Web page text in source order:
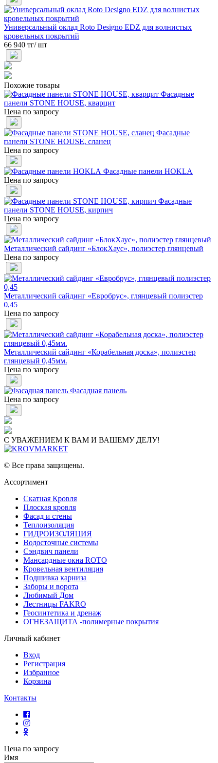
Универсальный оклад Roto Designo EDZ для волнистых
кровельных покрытий
66 940 тг/ шт
Похожие товары
Фасадные
панели STONE HOUSE, кварцит
Цена по запросу
Фасадные
панели STONE HOUSE, сланец
Цена по запросу
Фасадные панели HOKLA
Цена по запросу
Фасадные
панели STONE HOUSE, кирпич
Цена по запросу
Металлический сайдинг «БлокХаус», полиэстер глянцевый
Цена по запросу
Металлический сайдинг «Евробрус», глянцевый полиэстер
0,45
Цена по запросу
Металлический сайдинг «Корабельная доска», полиэстер
глянцевый 0,45мм.
Цена по запросу
Фасадная панель
Цена по запросу
С УВАЖЕНИЕМ К ВАМ И ВАШЕМУ ДЕЛУ!
© Все права защищены.
Ассортимент
Скатная Кровля
Плоская кровля
Фасад и стены
Теплоизоляция
ГИДРОИЗОЛЯЦИЯ
Водосточные системы
Сэндвич панели
Мансардные окна ROTO
Кровельная вентиляция
Подшивка карниза
Заборы и ворота
Любимый Дом
Лестницы FAKRO
Геосинтетика и дренаж
ОГНЕЗАЩИТА -полимерные покрытия
Личный кабинет
Вход
Регистрация
Избранное
Корзина
Контакты
Цена по запросу
Имя